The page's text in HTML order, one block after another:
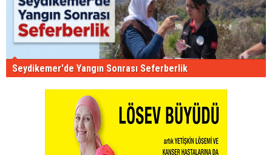
Seydikemer'de Yangın Sonrası Seferberlik